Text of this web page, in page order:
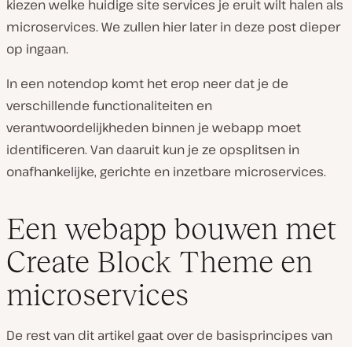
kiezen welke huidige site services je eruit wilt halen als
microservices. We zullen hier later in deze post dieper
op ingaan.
In een notendop komt het erop neer dat je de
verschillende functionaliteiten en
verantwoordelijkheden binnen je webapp moet
identificeren. Van daaruit kun je ze opsplitsen in
onafhankelijke, gerichte en inzetbare microservices.
Een webapp bouwen met
Create Block Theme en
microservices
De rest van dit artikel gaat over de basisprincipes van